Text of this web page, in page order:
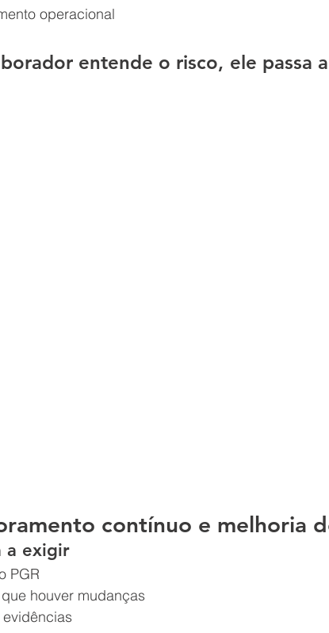
operacional
entende o risco, ele passa
contínuo e melhoria
a exigir
PGR
houver mudanças